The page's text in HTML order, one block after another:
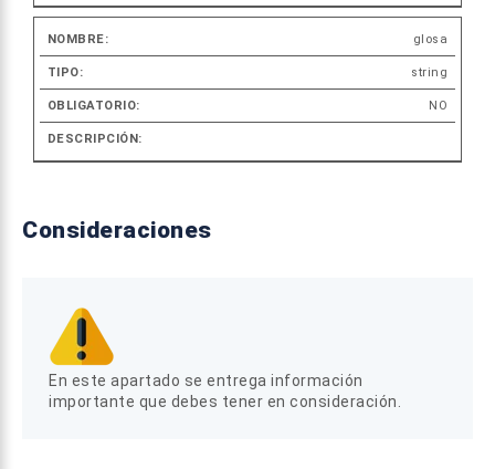
glosa
string
NO
Consideraciones
En este apartado se entrega información
importante que debes tener en consideración.